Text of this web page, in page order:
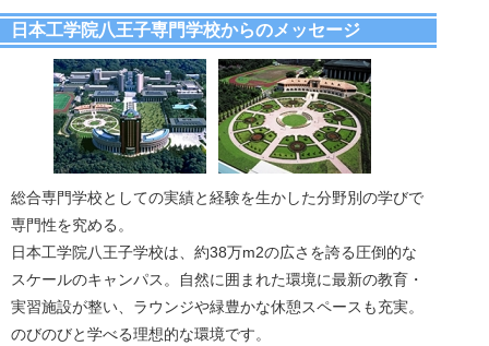
日本工学院八王子専門学校からのメッセージ
総合専門学校としての実績と経験を生かした分野別の学びで
専門性を究める。
日本工学院八王子学校は、約38万m2の広さを誇る圧倒的な
スケールのキャンパス。自然に囲まれた環境に最新の教育・
実習施設が整い、ラウンジや緑豊かな休憩スペースも充実。
のびのびと学べる理想的な環境です。